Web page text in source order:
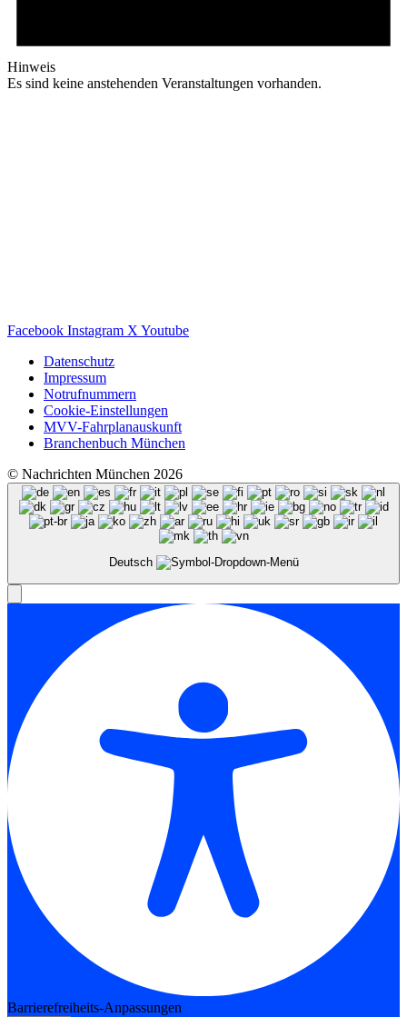
Hinweis
Es sind keine anstehenden Veranstaltungen vorhanden.
Facebook Instagram X Youtube
Datenschutz
Impressum
Notrufnummern
Cookie-Einstellungen
MVV-Fahrplanauskunft
Branchenbuch München
© Nachrichten München 2026
Deutsch
Barrierefreiheits-Anpassungen